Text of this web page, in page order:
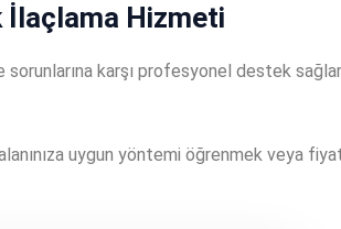
İlaçlama Hizmeti
karşı profesyonel destek
uygun yöntemi öğrenmek veya